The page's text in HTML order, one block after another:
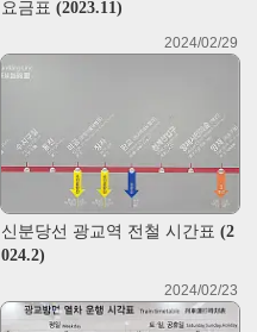
요금표 (2023.11)
2024/02/29
신분당선 광교역 전철 시간표 (2
024.2)
2024/02/23